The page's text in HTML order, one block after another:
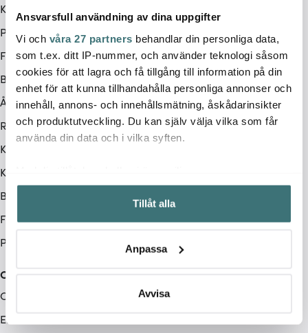
Ansvarsfull användning av dina uppgifter
Vi och våra 27 partners behandlar din personliga data,
som t.ex. ditt IP-nummer, och använder teknologi såsom
cookies för att lagra och få tillgång till information på din
enhet för att kunna tillhandahålla personliga annonser och
innehåll, annons- och innehållsmätning, åskådarinsikter
och produktutveckling. Du kan själv välja vilka som får
använda din data och i vilka syften.
Samla in information om din geografiska plats som
kan ha en noggrannhet på upp till flera meter
Identifiera din enhet genom att aktivt skanna den för
Ta reda på mer om hur dina personliga uppgifter
Du kan ändra eller dra tillbaka ditt samtycke när som
Tillåt alla
Anpassa
Avvisa
Kontakta oss / FAQ
Presentkort
Frakt & leverans
Betalningsalternativ
Ångerrätt
Retur & Reklamation
Köpvillkor
Kampanjvillkor
BRA DEAL
Företag
Produktåterkallelse
Cervera
Om Cervera
Endast hos oss